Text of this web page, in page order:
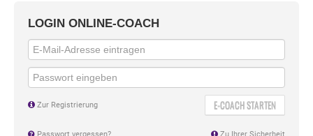
LOGIN ONLINE-COACH
E-COACH STARTEN
Zur Registrierung